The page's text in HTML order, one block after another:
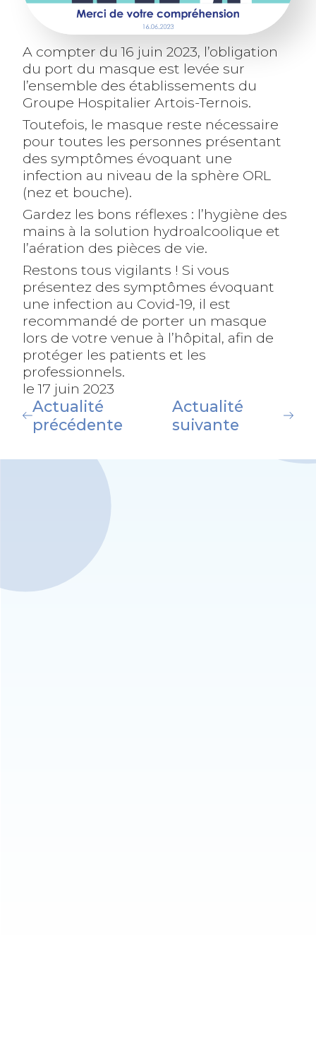
A compter du 16 juin 2023, l’obligation
du port du masque est levée sur
l’ensemble des établissements du
Groupe Hospitalier Artois-Ternois.
Toutefois, le masque reste nécessaire
pour toutes les personnes présentant
des symptômes évoquant une
infection au niveau de la sphère ORL
(nez et bouche).
Gardez les bons réflexes : l’hygiène des
mains à la solution hydroalcoolique et
l’aération des pièces de vie.
Restons tous vigilants ! Si vous
présentez des symptômes évoquant
une infection au Covid-19, il est
recommandé de porter un masque
lors de votre venue à l’hôpital, afin de
protéger les patients et les
professionnels.
le 17 juin 2023
Actualité
précédente
Actualité
suivante